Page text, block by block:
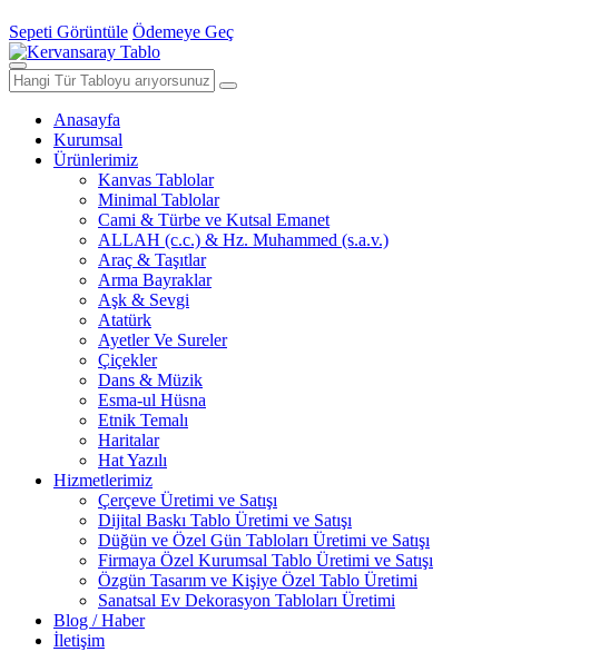
Sepeti Görüntüle Ödemeye Geç
Anasayfa
Kurumsal
Ürünlerimiz
Kanvas Tablolar
Minimal Tablolar
Cami & Türbe ve Kutsal Emanet
ALLAH (c.c.) & Hz. Muhammed (s.a.v.)
Araç & Taşıtlar
Arma Bayraklar
Aşk & Sevgi
Atatürk
Ayetler Ve Sureler
Çiçekler
Dans & Müzik
Esma-ul Hüsna
Etnik Temalı
Haritalar
Hat Yazılı
Hizmetlerimiz
Çerçeve Üretimi ve Satışı
Dijital Baskı Tablo Üretimi ve Satışı
Düğün ve Özel Gün Tabloları Üretimi ve Satışı
Firmaya Özel Kurumsal Tablo Üretimi ve Satışı
Özgün Tasarım ve Kişiye Özel Tablo Üretimi
Sanatsal Ev Dekorasyon Tabloları Üretimi
Blog / Haber
İletişim